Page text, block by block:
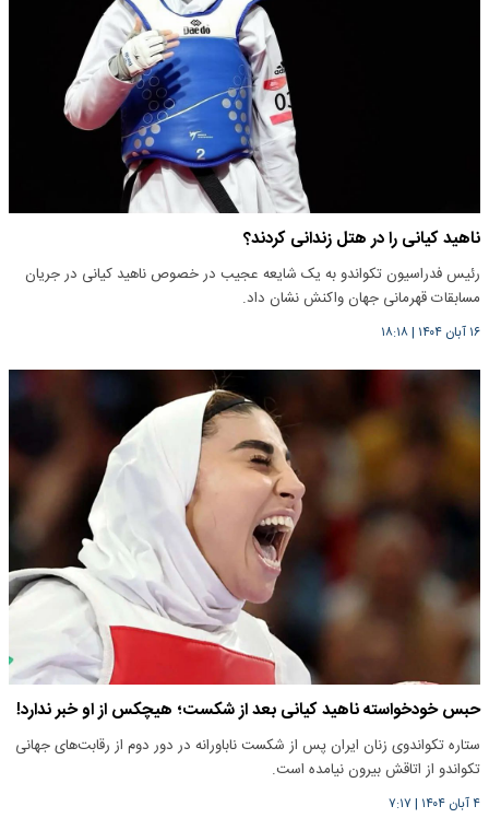
ناهید کیانی را در هتل زندانی کردند؟
رئیس فدراسیون تکواندو به یک شایعه عجیب در خصوص ناهید کیانی در جریان
مسابقات قهرمانی جهان واکنش نشان داد.
۱۶ آبان ۱۴۰۴ |۱۸:۱۸
حبس خودخواسته ناهید کیانی بعد از شکست؛ هیچکس از او خبر ندارد!
ستاره تکواندوی زنان ایران پس از شکست ناباورانه در دور دوم از رقابت‌های جهانی
تکواندو از اتاقش بیرون نیامده است.
۴ آبان ۱۴۰۴ | ۷:۱۷